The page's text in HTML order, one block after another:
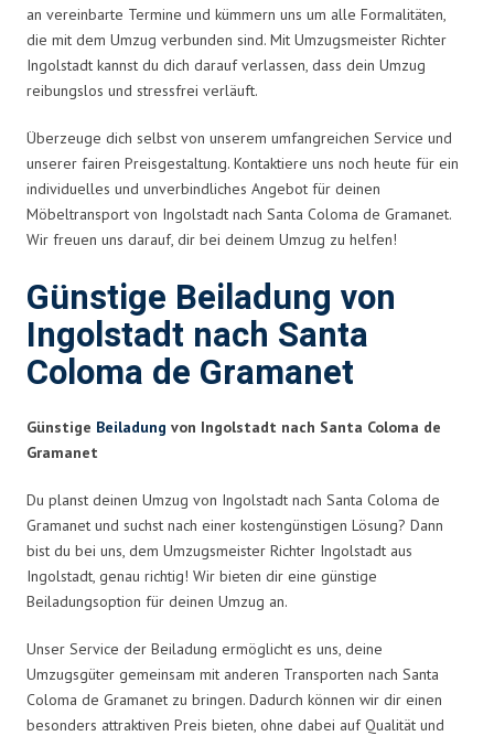
an vereinbarte Termine und kümmern uns um alle Formalitäten,
die mit dem Umzug verbunden sind. Mit Umzugsmeister Richter
Ingolstadt kannst du dich darauf verlassen, dass dein Umzug
reibungslos und stressfrei verläuft.
Überzeuge dich selbst von unserem umfangreichen Service und
unserer fairen Preisgestaltung. Kontaktiere uns noch heute für ein
individuelles und unverbindliches Angebot für deinen
Möbeltransport von Ingolstadt nach Santa Coloma de Gramanet.
Wir freuen uns darauf, dir bei deinem Umzug zu helfen!
Günstige Beiladung von
Ingolstadt nach Santa
Coloma de Gramanet
Günstige Beiladung von Ingolstadt nach Santa Coloma de
Gramanet
Du planst deinen Umzug von Ingolstadt nach Santa Coloma de
Gramanet und suchst nach einer kostengünstigen Lösung? Dann
bist du bei uns, dem Umzugsmeister Richter Ingolstadt aus
Ingolstadt, genau richtig! Wir bieten dir eine günstige
Beiladungsoption für deinen Umzug an.
Unser Service der Beiladung ermöglicht es uns, deine
Umzugsgüter gemeinsam mit anderen Transporten nach Santa
Coloma de Gramanet zu bringen. Dadurch können wir dir einen
besonders attraktiven Preis bieten, ohne dabei auf Qualität und